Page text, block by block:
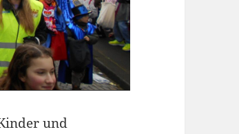
und